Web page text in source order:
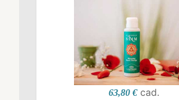
63,80 € cad.